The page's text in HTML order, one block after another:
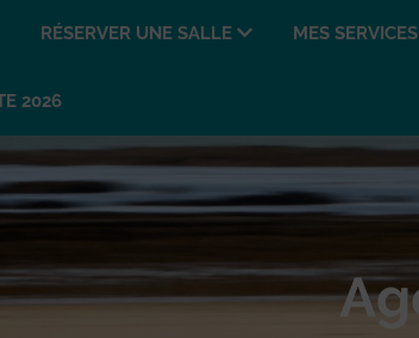
RÉSERVER UNE SALLE MES SERVICES
2026